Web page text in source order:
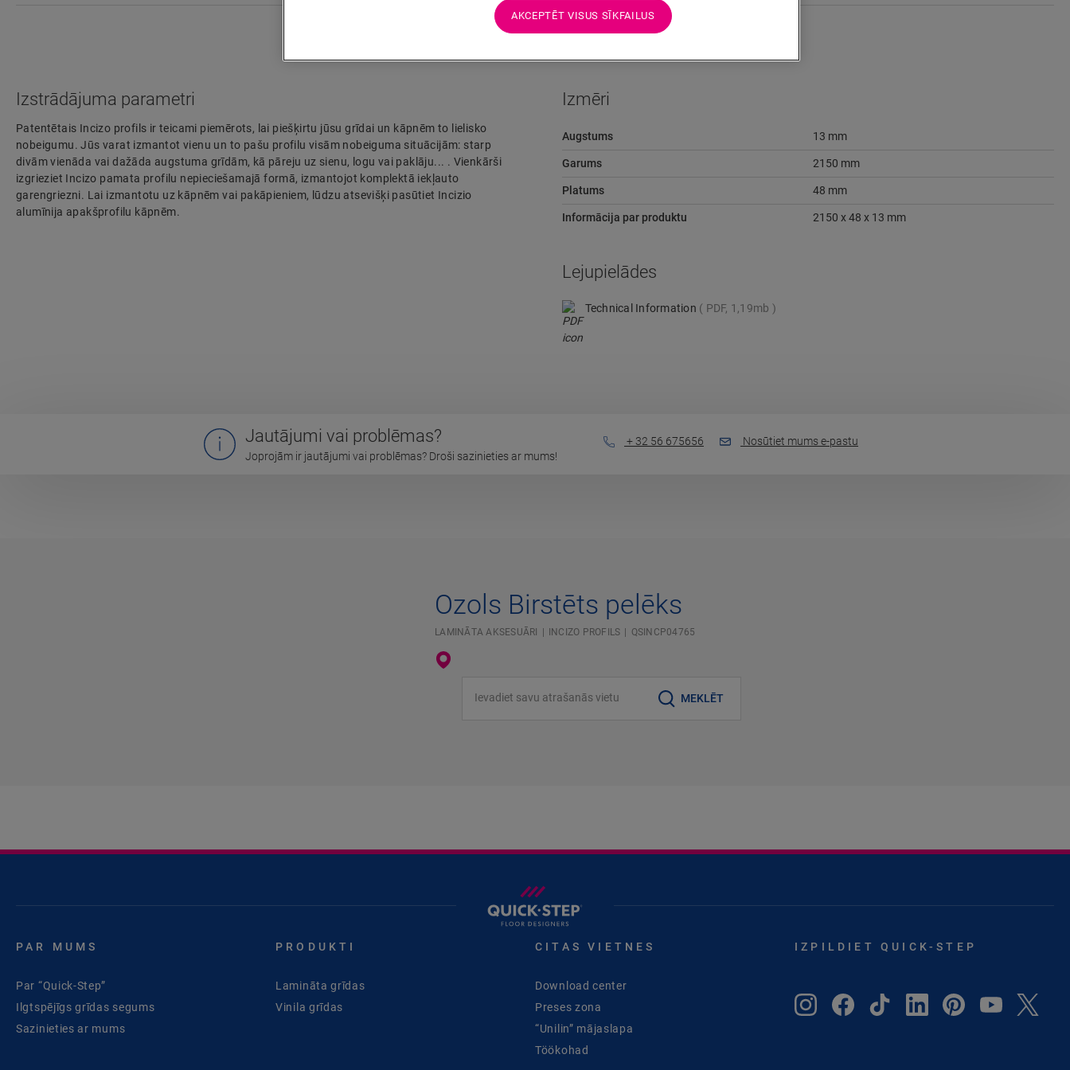
Ātra pāreja uz
Izstrādājuma parametri
Patentētais Incizo profils ir teicami piemērots, lai piešķirtu jūsu grīdai un kāpnēm to lielisko
nobeigumu. Jūs varat izmantot vienu un to pašu profilu visām nobeiguma situācijām: starp
divām vienāda vai dažāda augstuma grīdām, kā pāreju uz sienu, logu vai paklāju... . Vienkārši
izgrieziet Incizo pamata profilu nepieciešamajā formā, izmantojot komplektā iekļauto
garengriezni. Lai izmantotu uz kāpnēm vai pakāpieniem, lūdzu atsevišķi pasūtiet Incizio
alumīnija apakšprofilu kāpnēm.
Izmēri
Augstums 13 mm
Garums 2150 mm
Platums 48 mm
Informācija par produktu 2150 x 48 x 13 mm
Lejupielādes
Technical Information PDF, 1,19mb
Jautājumi vai problēmas?
Joprojām ir jautājumi vai problēmas? Droši sazinieties ar mums!
+ 32 56 675656 Nosūtiet mums e-pastu
Ozols Birstēts pelēks
LAMINĀTA AKSESUĀRI INCIZO PROFILS QSINCP04765
MEKLĒT
PAR MUMS
Par “Quick-Step”
Ilgtspējīgs grīdas segums
Sazinieties ar mums
PRODUKTI
Lamināta grīdas
Vinila grīdas
CITAS VIETNES
Download center
Preses zona
“Unilin” mājaslapa
Töökohad
IZPILDIET QUICK-STEP
AKCEPTĒT VISUS SĪKFAILUS